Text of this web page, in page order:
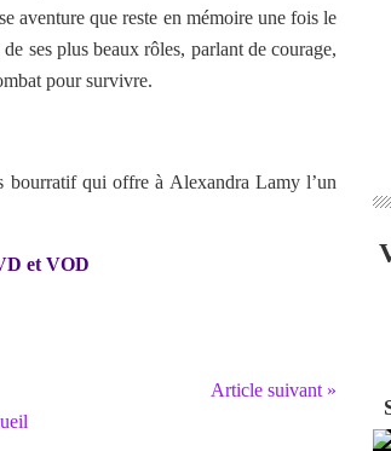
aventure que reste en mémoire une fois le
ses plus beaux rôles, parlant de courage,
pour survivre.
bourratif qui offre à Alexandra Lamy l’un
et VOD
Article suivant »